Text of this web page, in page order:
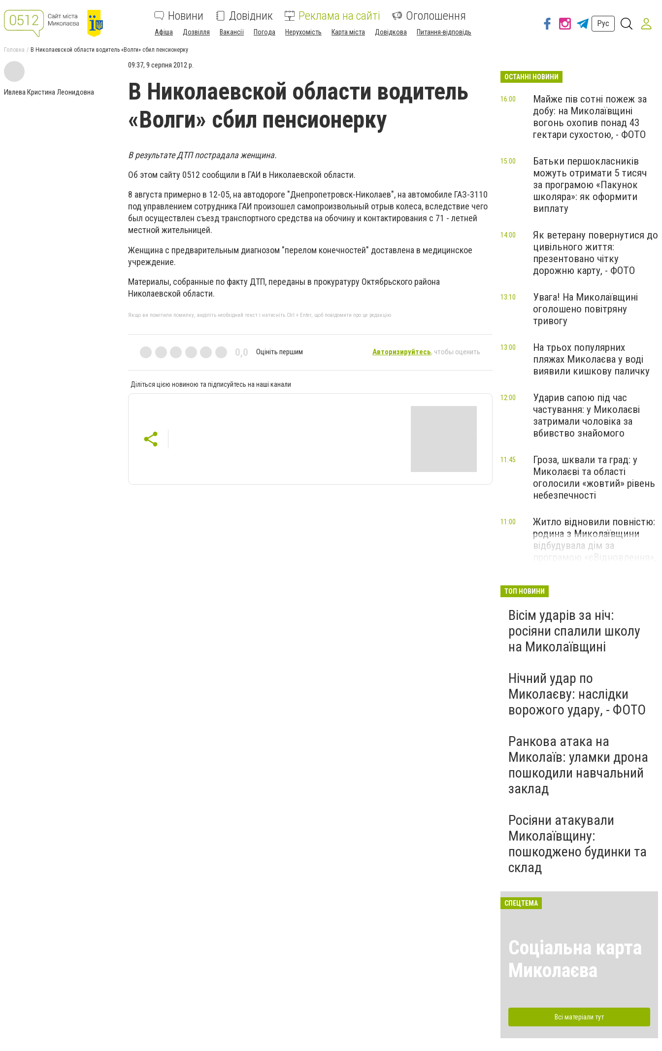
Новини Довідник Реклама на сайті Оголошення
Афіша Дозвілля Вакансії Погода Нерухомість Карта міста Довідкова Питання-відповідь
Рус
Головна В Николаевской области водитель «Волги» сбил пенсионерку
Ивлева Кристина Леонидовна
09:37, 9 серпня 2012 р.
В Николаевской области водитель
«Волги» сбил пенсионерку
В результате ДТП пострадала женщина.
Об этом сайту 0512 сообщили в ГАИ в Николаевской области.
8 августа примерно в 12-05, на автодороге "Днепропетровск-Николаев", на автомобиле ГАЗ-3110
под управлением сотрудника ГАИ произошел самопроизвольный отрыв колеса, вследствие чего
был осуществлен съезд транспортного средства на обочину и контактирования с 71 - летней
местной жительницей.
Женщина с предварительным диагнозом "перелом конечностей" доставлена в медицинское
учреждение.
Материалы, собранные по факту ДТП, переданы в прокуратуру Октябрьского района
Николаевской области.
Якщо ви помітили помилку, виділіть необхідний текст і натисніть Ctrl + Enter, щоб повідомити про це редакцію
0,0 Оцініть першим Авторизируйтесь, чтобы оценить
Діліться цією новиною та підписуйтесь на наші канали
ОСТАННІ НОВИНИ
Майже пів сотні пожеж за
добу: на Миколаївщині
вогонь охопив понад 43
гектари сухостою, - ФОТО
16:00
Батьки першокласників
можуть отримати 5 тисяч
за програмою «Пакунок
школяра»: як оформити
виплату
15:00
Як ветерану повернутися до
цивільного життя:
презентовано чітку
дорожню карту, - ФОТО
14:00
Увага! На Миколаївщині
оголошено повітряну
тривогу
13:10
На трьох популярних
пляжах Миколаєва у воді
виявили кишкову паличку
13:00
Ударив сапою під час
частування: у Миколаєві
затримали чоловіка за
вбивство знайомого
12:00
Гроза, шквали та град: у
Миколаєві та області
оголосили «жовтий» рівень
небезпечності
11:45
Житло відновили повністю:
родина з Миколаївщини
відбудувала дім за
програмою «єВідновлення»,
11:00
ТОП НОВИНИ
Вісім ударів за ніч:
росіяни спалили школу
на Миколаївщині
Нічний удар по
Миколаєву: наслідки
ворожого удару, - ФОТО
Ранкова атака на
Миколаїв: уламки дрона
пошкодили навчальний
заклад
Росіяни атакували
Миколаївщину:
пошкоджено будинки та
склад
СПЕЦТЕМА
Соціальна карта
Миколаєва
Всі матеріали тут